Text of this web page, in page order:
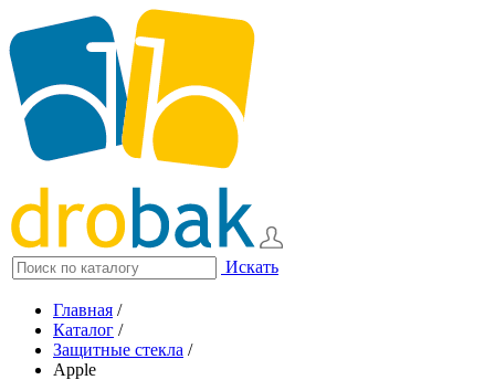
Искать
Главная /
Каталог /
Защитные стекла /
Apple